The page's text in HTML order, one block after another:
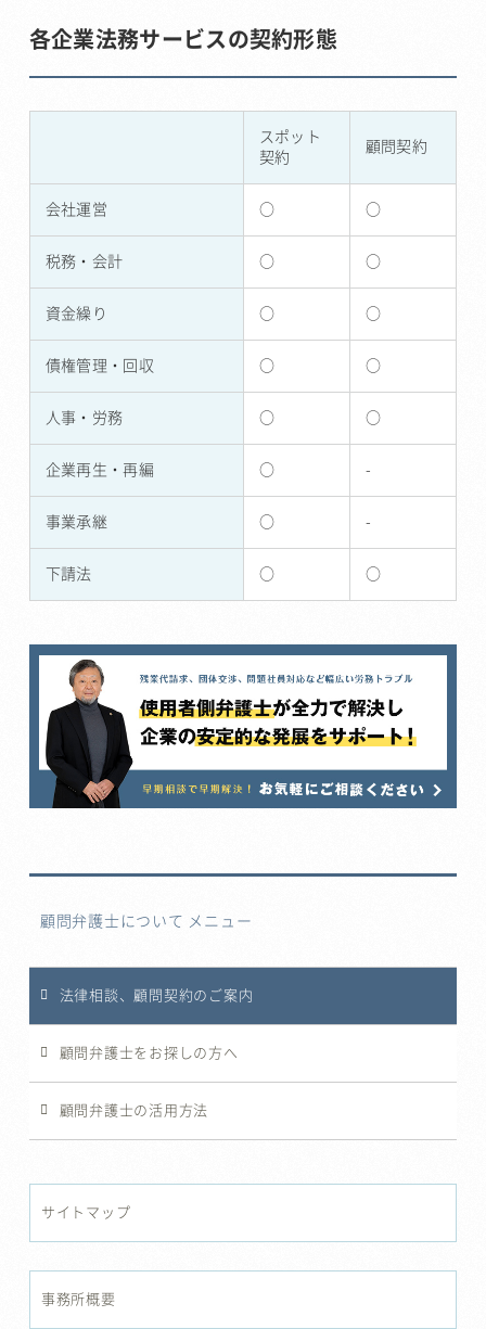
各企業法務サービスの契約形態
スポット
契約
顧問契約
会社運営 ○ ○
税務・会計 ○ ○
資金繰り ○ ○
債権管理・回収 ○ ○
人事・労務 ○ ○
企業再生・再編 ○ -
事業承継 ○ -
下請法 ○ ○
顧問弁護士について メニュー
法律相談、顧問契約のご案内
顧問弁護士をお探しの方へ
顧問弁護士の活用方法
サイトマップ
事務所概要